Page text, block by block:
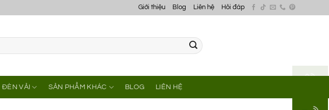
Giới thiệu Blog Liên hệ Hỏi đáp
ĐÈN VẢI SẢN PHẨM KHÁC BLOG LIÊN HỆ